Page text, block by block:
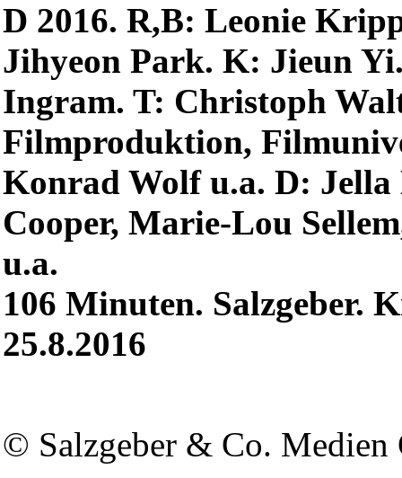
D 2016. R,B: Leonie
Jihyeon Park. K: Jieun
Ingram. T: Christoph
Filmproduktion,
Konrad Wolf u.a. D: Jella
Cooper, Marie-Lou
u.a.
106 Minuten. Salzgeber.
25.8.2016
© Salzgeber & Co. Medien